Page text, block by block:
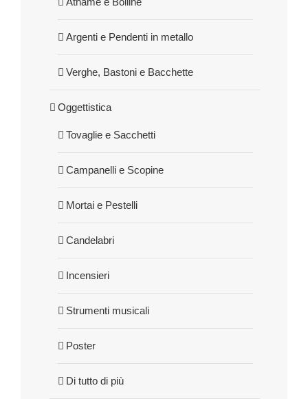
Argenti e Pendenti in metallo
Verghe, Bastoni e Bacchette
Oggettistica
Tovaglie e Sacchetti
Campanelli e Scopine
Mortai e Pestelli
Candelabri
Incensieri
Strumenti musicali
Poster
Di tutto di più